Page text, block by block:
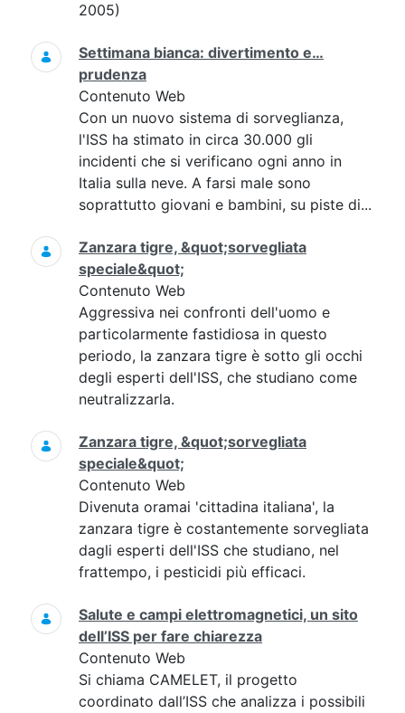
2005)
Settimana bianca: divertimento e…
prudenza
Contenuto Web
Con un nuovo sistema di sorveglianza,
l'ISS ha stimato in circa 30.000 gli
incidenti che si verificano ogni anno in
Italia sulla neve. A farsi male sono
soprattutto giovani e bambini, su piste di...
Zanzara tigre, &quot;sorvegliata
speciale&quot;
Contenuto Web
Aggressiva nei confronti dell'uomo e
particolarmente fastidiosa in questo
periodo, la zanzara tigre è sotto gli occhi
degli esperti dell'ISS, che studiano come
neutralizzarla.
Zanzara tigre, &quot;sorvegliata
speciale&quot;
Contenuto Web
Divenuta oramai 'cittadina italiana', la
zanzara tigre è costantemente sorvegliata
dagli esperti dell'ISS che studiano, nel
frattempo, i pesticidi più efficaci.
Salute e campi elettromagnetici, un sito
dell’ISS per fare chiarezza
Contenuto Web
Si chiama CAMELET, il progetto
coordinato dall’ISS che analizza i possibili